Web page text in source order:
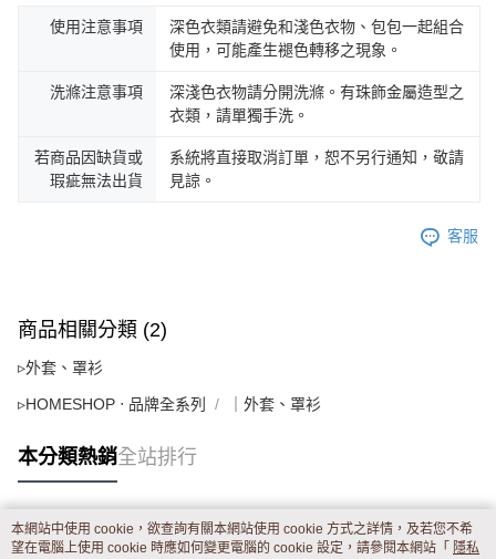
使用注意事項
深色衣類請避免和淺色衣物、包包一起組合
使用，可能產生褪色轉移之現象。
洗滌注意事項
深淺色衣物請分開洗滌。有珠飾金屬造型之
衣類，請單獨手洗。
若商品因缺貨或
瑕疵無法出貨
系統將直接取消訂單，恕不另行通知，敬請
見諒。
客服
商品相關分類 (2)
▹外套、罩衫
▹HOMESHOP ‧ 品牌全系列 ｜外套、罩衫
本分類熱銷全站排行
熱門標籤
本網站中使用 cookie，欲查詢有關本網站使用 cookie 方式之詳情，及若您不希
望在電腦上使用 cookie 時應如何變更電腦的 cookie 設定，請參閱本網站「 隱私